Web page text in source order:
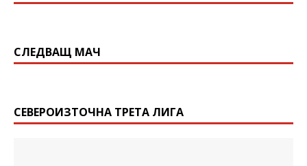
СЛЕДВАЩ МАЧ
СЕВЕРОИЗТОЧНА ТРЕТА ЛИГА